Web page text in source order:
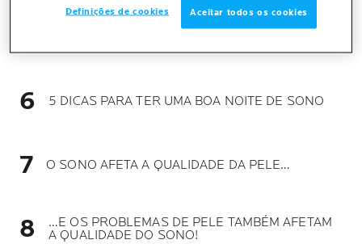
EFEITOS DA FALTA DE SONO NA SAÚDE FÍSICA
5 DICAS PARA TER UMA BOA NOITE DE SONO
O SONO AFETA A QUALIDADE DA PELE…
…E OS PROBLEMAS DE PELE TAMBÉM AFETAM
A QUALIDADE DO SONO!
Definições de cookies Aceitar todos os cookies